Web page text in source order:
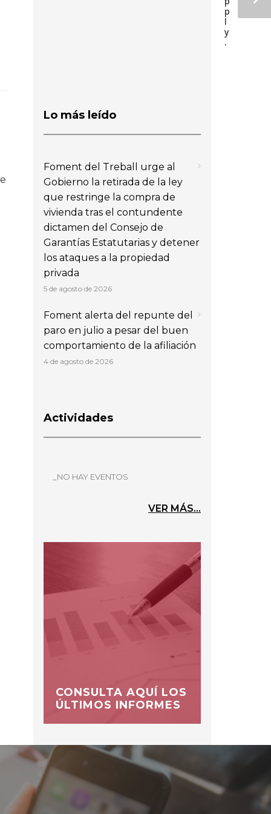
p
l
y
.
Lo más leído
Foment del Treball urge al
Gobierno la retirada de la ley
que restringe la compra de
vivienda tras el contundente
dictamen del Consejo de
Garantías Estatutarias y detener
los ataques a la propiedad
privada
5 de agosto de 2026
Foment alerta del repunte del
paro en julio a pesar del buen
comportamiento de la afiliación
4 de agosto de 2026
Actividades
_NO HAY EVENTOS
VER MÁS...
CONSULTA AQUÍ LOS
ÚLTIMOS INFORMES